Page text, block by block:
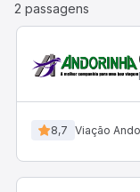
2 passagens
8,7 Viação